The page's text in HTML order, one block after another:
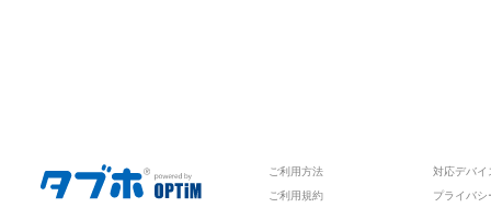
ご利用方法
対応デバイ
ご利用規約
プライバシ